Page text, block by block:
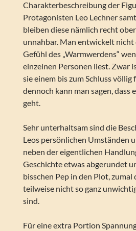
Charakterbeschreibung der
Protagonisten Leo Lechner
bleiben diese nämlich recht
unnahbar. Man entwickelt
Gefühl des „Warmwerdens“
einzelnen Personen liest. Zwar
sie einem bis zum Schluss völlig
dennoch kann man sagen, dass
geht.
Sehr unterhaltsam sind die
Leos persönlichen Umständen
neben der eigentlichen
Geschichte etwas abgerundet
bisschen Pep in den Plot,
teilweise nicht so ganz
sind.
Für eine extra Portion